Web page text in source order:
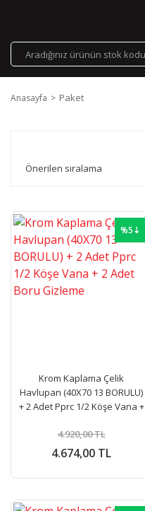
Anasayfa Paket
%5⇣
Krom Kaplama Çelik
Havlupan (40X70 13 BORULU)
+ 2 Adet Pprc 1/2 Köşe Vana +
4.674,00 TL
4.920,00 TL